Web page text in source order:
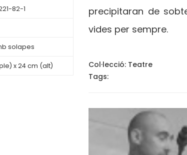
82-1
solapes
x 24 cm (alt)
precipitaran de
vides per sempre.
Col·lecció: Teatre
Tags: